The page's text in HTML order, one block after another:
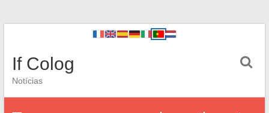
If Colog
Notícias